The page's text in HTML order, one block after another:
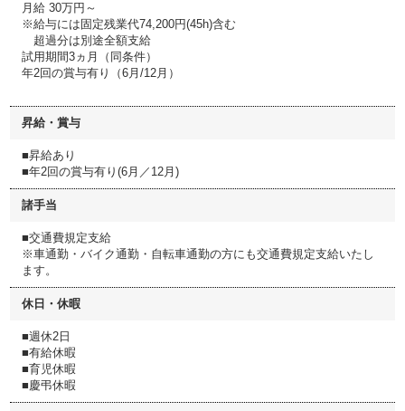
月給 30万円～
※給与には固定残業代74,200円(45h)含む
超過分は別途全額支給
試用期間3ヵ月（同条件）
年2回の賞与有り（6月/12月）
昇給・賞与
■昇給あり
■年2回の賞与有り(6月／12月)
諸手当
■交通費規定支給
※車通勤・バイク通勤・自転車通勤の方にも交通費規定支給いたし
ます。
休日・休暇
■週休2日
■有給休暇
■育児休暇
■慶弔休暇